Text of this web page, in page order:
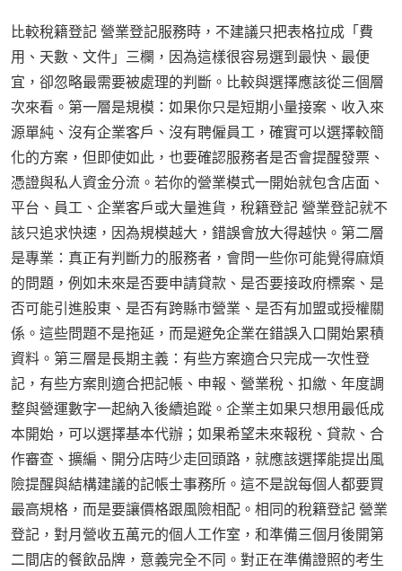
比較稅籍登記 營業登記服務時，不建議只把表格拉成「費
用、天數、文件」三欄，因為這樣很容易選到最快、最便
宜，卻忽略最需要被處理的判斷。比較與選擇應該從三個層
次來看。第一層是規模：如果你只是短期小量接案、收入來
源單純、沒有企業客戶、沒有聘僱員工，確實可以選擇較簡
化的方案，但即使如此，也要確認服務者是否會提醒發票、
憑證與私人資金分流。若你的營業模式一開始就包含店面、
平台、員工、企業客戶或大量進貨，稅籍登記 營業登記就不
該只追求快速，因為規模越大，錯誤會放大得越快。第二層
是專業：真正有判斷力的服務者，會問一些你可能覺得麻煩
的問題，例如未來是否要申請貸款、是否要接政府標案、是
否可能引進股東、是否有跨縣市營業、是否有加盟或授權關
係。這些問題不是拖延，而是避免企業在錯誤入口開始累積
資料。第三層是長期主義：有些方案適合只完成一次性登
記，有些方案則適合把記帳、申報、營業稅、扣繳、年度調
整與營運數字一起納入後續追蹤。企業主如果只想用最低成
本開始，可以選擇基本代辦；如果希望未來報稅、貸款、合
作審查、擴編、開分店時少走回頭路，就應該選擇能提出風
險提醒與結構建議的記帳士事務所。這不是說每個人都要買
最高規格，而是要讓價格跟風險相配。相同的稅籍登記 營業
登記，對月營收五萬元的個人工作室，和準備三個月後開第
二間店的餐飲品牌，意義完全不同。對正在準備證照的考生